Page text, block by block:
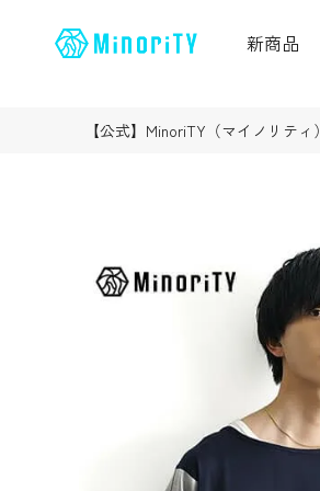
新商品
【公式】MinoriTY（マイノリティ）